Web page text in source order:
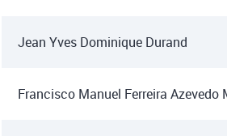
Jean Yves Dominique Durand
Francisco Manuel Ferreira Azevedo